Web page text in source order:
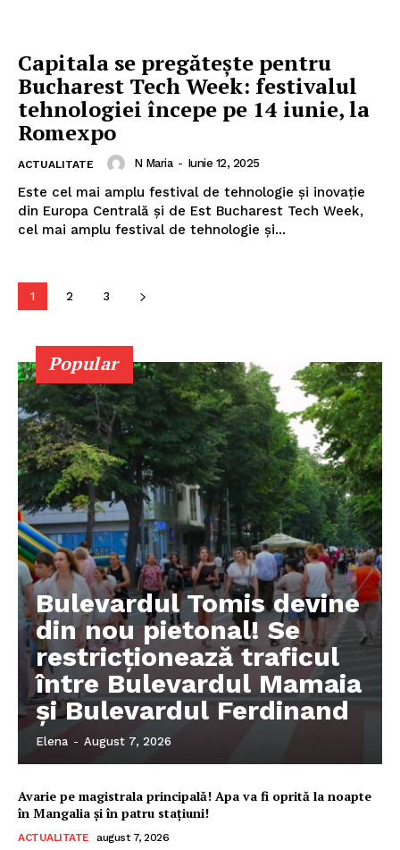
ABONEAZĂ-TE ACUM
StirileMedia.ro
Despre noi
Fii reporter
Politica cookie-uri
Publicitate
Capitala se pregătește pentru
Bucharest Tech Week: festivalul
tehnologiei începe pe 14 iunie, la
Romexpo
ACTUALITATE N Maria - Iunie 12, 2025
Este cel mai amplu festival de tehnologie și inovație
din Europa Centrală și de Est Bucharest Tech Week,
cel mai amplu festival de tehnologie și...
1 2 3
Popular
Bulevardul Tomis devine
din nou pietonal! Se
restricționează traficul
între Bulevardul Mamaia
și Bulevardul Ferdinand
Elena - August 7, 2026
Avarie pe magistrala principală! Apa va fi oprită la noapte
în Mangalia și în patru stațiuni!
ACTUALITATE august 7, 2026